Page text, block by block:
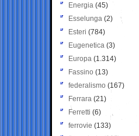
Energia (45)
Esselunga (2)
Esteri (784)
Eugenetica (3)
Europa (1.314)
Fassino (13)
federalismo (167)
Ferrara (21)
Ferretti (6)
ferrovie (133)